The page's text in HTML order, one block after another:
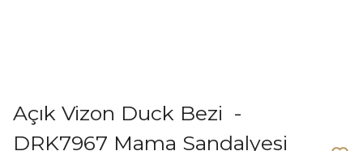
Açık Vizon Duck Bezi -
DRK7967 Mama Sandalyesi